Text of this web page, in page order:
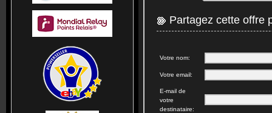
Partagez cette offre
Votre nom:
Votre email:
E-mail de
votre
destinataire: